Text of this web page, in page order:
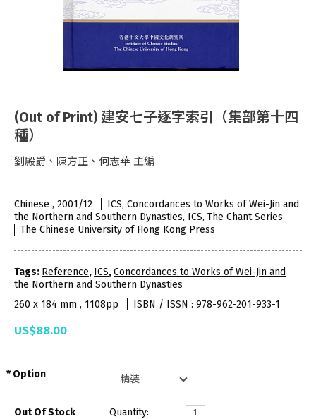
(Out of Print) 建安七子逐字索引（集部第十四
種）
劉殿爵、陳方正、何志華 主編
Chinese , 2001/12
ICS, Concordances to Works of Wei-Jin and
the Northern and Southern Dynasties, ICS, The Chant Series
The Chinese University of Hong Kong Press
Tags: Reference, ICS,Concordances to Works of Wei-Jin and
the Northern and Southern Dynasties
260 x 184 mm , 1108pp
ISBN / ISSN : 978-962-201-933-1
US$88.00
Option
Out Of Stock Quantity: